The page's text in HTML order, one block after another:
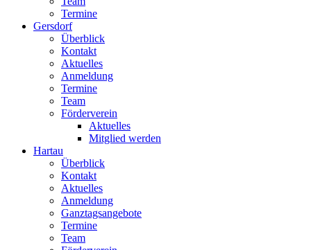
Termine
Gersdorf
Überblick
Kontakt
Aktuelles
Anmeldung
Termine
Team
Förderverein
Aktuelles
Mitglied werden
Hartau
Überblick
Kontakt
Aktuelles
Anmeldung
Ganztagsangebote
Termine
Team